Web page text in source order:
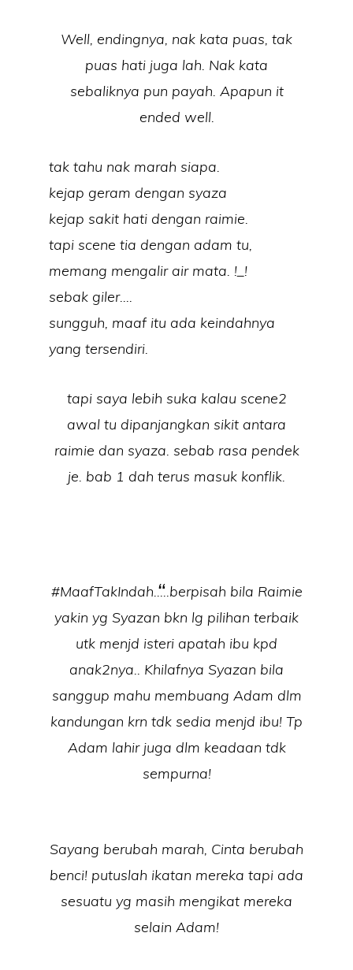
Well, endingnya, nak kata puas, tak
puas hati juga lah. Nak kata
sebaliknya pun payah. Apapun it
ended well.
tak tahu nak marah siapa.
kejap geram dengan syaza
kejap sakit hati dengan raimie.
tapi scene tia dengan adam tu,
memang mengalir air mata. !_!
sebak giler….
sungguh, maaf itu ada keindahnya
yang tersendiri.
tapi saya lebih suka kalau scene2
awal tu dipanjangkan sikit antara
raimie dan syaza. sebab rasa pendek
je. bab 1 dah terus masuk konflik.
#MaafTakIndah…..berpisah bila Raimie
yakin yg Syazan bkn lg pilihan terbaik
utk menjd isteri apatah ibu kpd
anak2nya.. Khilafnya Syazan bila
sanggup mahu membuang Adam dlm
kandungan krn tdk sedia menjd ibu! Tp
Adam lahir juga dlm keadaan tdk
sempurna!
Sayang berubah marah, Cinta berubah
benci! putuslah ikatan mereka tapi ada
sesuatu yg masih mengikat mereka
selain Adam!